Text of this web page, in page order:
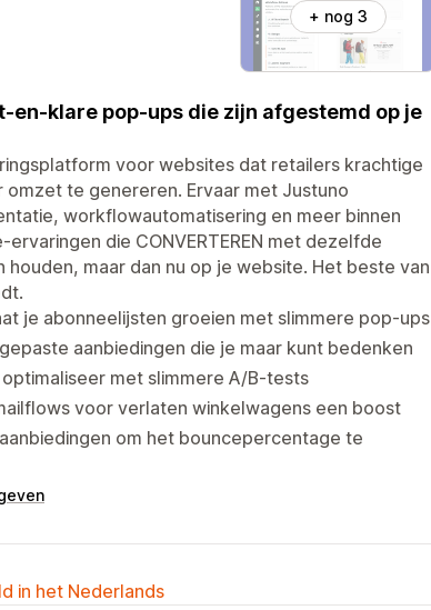
+ nog 3
en-klare pop-ups die zijn afgestemd op je
voor websites dat retailers krachtige
te genereren. Ervaar met Justuno
workflowautomatisering en meer binnen
die CONVERTEREN met dezelfde
maar dan nu op je website. Het beste van
je abonneelijsten groeien met slimmere pop-ups
aanbiedingen die je maar kunt bedenken
met slimmere A/B-tests
voor verlaten winkelwagens een boost
om het bouncepercentage te
in het Nederlands